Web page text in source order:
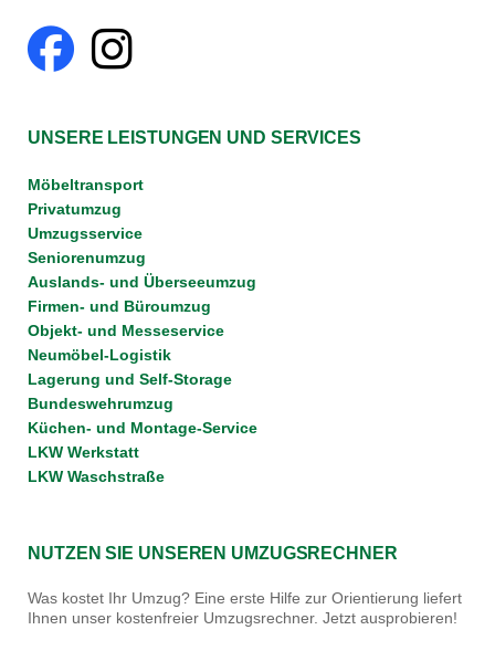
UNSERE LEISTUNGEN UND SERVICES
Möbeltransport
Privatumzug
Umzugsservice
Seniorenumzug
Auslands- und Überseeumzug
Firmen- und Büroumzug
Objekt- und Messeservice
Neumöbel-Logistik
Lagerung und Self-Storage
Bundeswehrumzug
Küchen- und Montage-Service
LKW Werkstatt
LKW Waschstraße
NUTZEN SIE UNSEREN UMZUGSRECHNER
Was kostet Ihr Umzug? Eine erste Hilfe zur Orientierung liefert
Ihnen unser kostenfreier Umzugsrechner. Jetzt ausprobieren!